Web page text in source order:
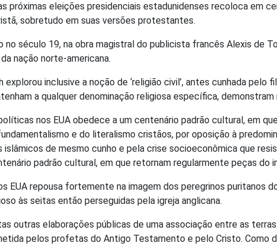
próximas eleições presidenciais estadunidenses recoloca em
sobretudo em suas versões protestantes.
século 19, na obra magistral do publicista francês Alexis de
nação norte-americana.
inclusive a noção de ‘religião civil’, antes cunhada
a qualquer denominação religiosa específica,
nos EUA obedece a um centenário padrão cultural, em
e do literalismo cristãos, por oposição à
de mesmo cunho e pela crise socioeconômica que
padrão cultural, em que retornam regularmente peças do
EUA repousa fortemente na imagem dos peregrinos puritanos
às seitas então perseguidas pela igreja anglicana.
outras elaborações públicas de uma associação entre as
pelos profetas do Antigo Testamento e pelo Cristo. Como